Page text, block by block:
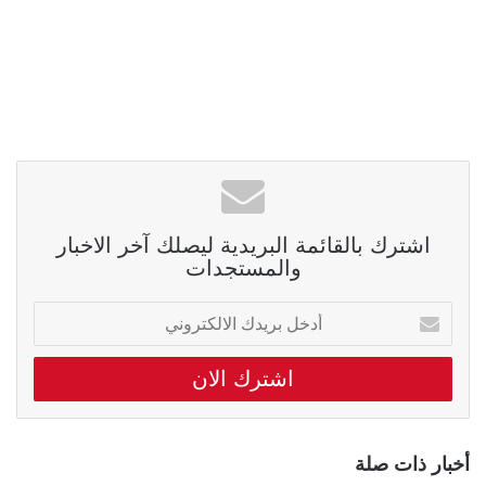
اشترك بالقائمة البريدية ليصلك آخر الاخبار
والمستجدات
أدخل
بريدك
الالكتروني
أخبار ذات صلة